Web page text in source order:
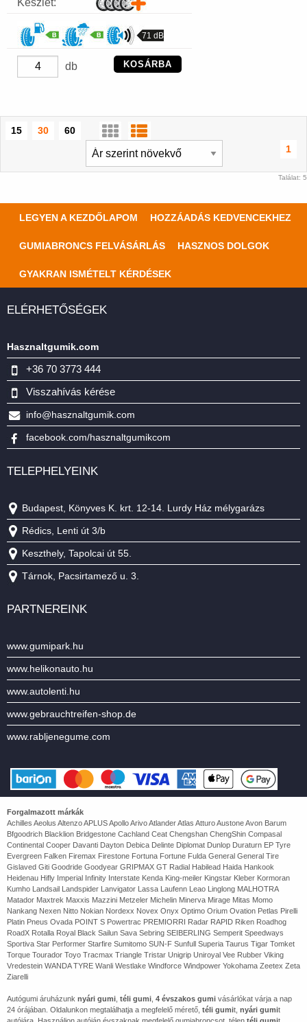
Készlet:
71 dB
db KOSÁRBA
15 30
60
1
Találat: 5
LEGYEN A KEZDŐLAPOM HOZZÁADÁS KEDVENCEKHEZ
GUMIABRONCS FELVÁSÁRLÁS HASZNOS DOLGOK
GYAKRAN ISMÉTELT KÉRDÉSEK
ELÉRHETŐSÉGEK
Hasznaltgumik.com
+36 70 3773 444
Visszahívás kérése
info@hasznaltgumik.com
facebook.com/hasznaltgumikcom
TELEPHELYEINK
Budapest, Könyves K. krt. 12-14. Lurdy Ház mélygarázs
Rédics, Lenti út 3/b
Keszthely, Tapolcai út 55.
Tárnok, Pacsirtamező u. 3.
PARTNEREINK
www.gumipark.hu
www.helikonauto.hu
www.autolenti.hu
www.gebrauchtreifen-shop.de
www.rabljenegume.com
Forgalmazott márkák
Achilles Aeolus Altenzo APLUS Apollo Arivo Atlander Atlas Atturo Austone Avon Barum
Bfgoodrich Blacklion Bridgestone Cachland Ceat Chengshan ChengShin Compasal
Continental Cooper Davanti Dayton Debica Delinte Diplomat Dunlop Duraturn EP Tyre
Evergreen Falken Firemax Firestone Fortuna Fortune Fulda General General Tire
Gislaved Giti Goodride Goodyear GRIPMAX GT Radial Habilead Haida Hankook
Heidenau Hifly Imperial Infinity Interstate Kenda King-meiler Kingstar Kleber Kormoran
Kumho Landsail Landspider Lanvigator Lassa Laufenn Leao Linglong MALHOTRA
Matador Maxtrek Maxxis Mazzini Metzeler Michelin Minerva Mirage Mitas Momo
Nankang Nexen Nitto Nokian Nordexx Novex Onyx Optimo Orium Ovation Petlas Pirelli
Platin Pneus Ovada POINT S Powertrac PREMIORRI Radar RAPID Riken Roadhog
RoadX Rotalla Royal Black Sailun Sava Sebring SEIBERLING Semperit Speedways
Sportiva Star Performer Starfire Sumitomo SUN-F Sunfull Superia Taurus Tigar Tomket
Torque Tourador Toyo Tracmax Triangle Tristar Unigrip Uniroyal Vee Rubber Viking
Vredestein WANDA TYRE Wanli Westlake Windforce Windpower Yokohama Zeetex Zeta
Ziarelli
Autógumi áruházunk nyári gumi, téli gumi, 4 évszakos gumi vásárlókat várja a nap
24 órájában. Oldalunkon megtalálhatja a megfelelő mérető, téli gumit, nyári gumit